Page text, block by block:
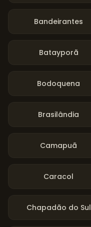
Bandeirantes
Batayporã
Bodoquena
Brasilândia
Camapuã
Caracol
Chapadão do Sul